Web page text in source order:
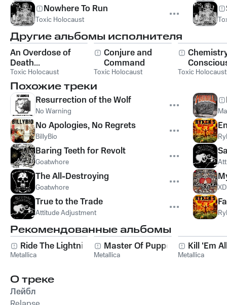
Nowhere To Run
Toxic Holocaust
Другие альбомы исполнителя
An Overdose of
Death...
Toxic Holocaust
Conjure and
Command
Toxic Holocaust Toxic Holocaust
Похожие треки
Resurrection of the Wolf
No Warning
No Apologies, No Regrets
BillyBio
Baring Teeth for Revolt
Goatwhore
The All-Destroying
Goatwhore
True to the Trade
Attitude Adjustment
Рекомендованные альбомы
Ride The Lightning
Metallica
Master Of Puppets
Metallica
Kill 'Em
Metallica
О треке
Лейбл